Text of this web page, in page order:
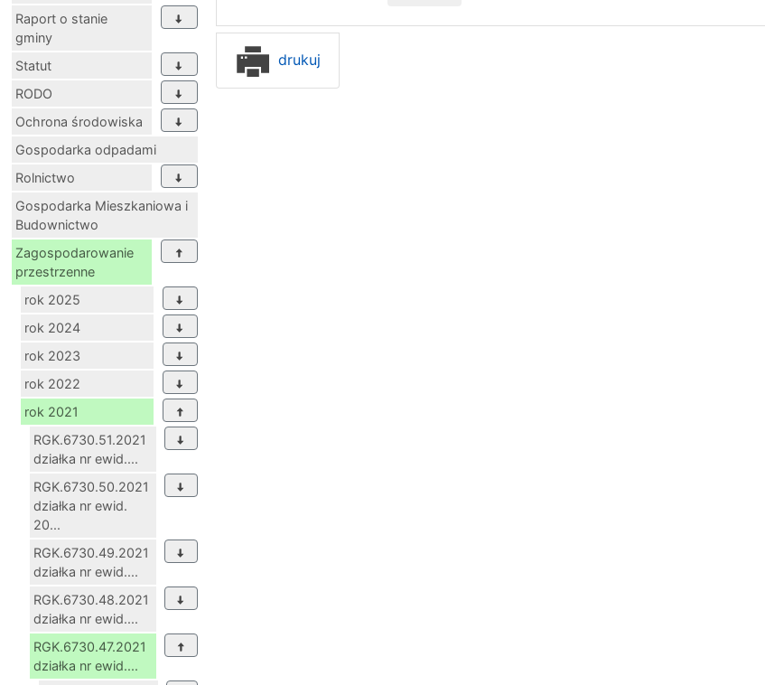
Raport o stanie
gminy
Statut
RODO
Ochrona środowiska
Gospodarka odpadami
Rolnictwo
Gospodarka Mieszkaniowa i
Budownictwo
Zagospodarowanie
przestrzenne
rok 2025
rok 2024
rok 2023
rok 2022
rok 2021
RGK.6730.51.2021
działka nr ewid....
RGK.6730.50.2021
działka nr ewid.
20...
RGK.6730.49.2021
działka nr ewid....
RGK.6730.48.2021
działka nr ewid....
RGK.6730.47.2021
działka nr ewid....
drukuj